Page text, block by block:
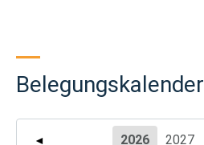
Belegungskalender
◄ 2026 2027